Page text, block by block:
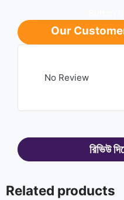
Our
No Review
রিভিউ
Related products